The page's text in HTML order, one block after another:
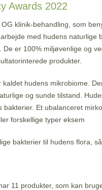
Awards 2022
klinik-behandling, som
med hudens naturlige
er 100% miljøvenlige og
produkter.
hudens mikrobiome.
og sunde tilstand.
Et ubalanceret
forskellige typer eksem
bakterier til hudens flora,
11 produkter, som kan